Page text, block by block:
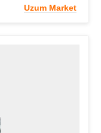
Uzum Market